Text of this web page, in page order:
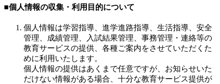
■個人情報の収集・利用目的について
個人情報は学習指導、進学進路指導、生活指導、安全
管理、成績管理、入試結果管理、事務管理・連絡等の
教育サービスの提供、各種ご案内をさせていただくた
めに利用いたします。
個人情報の提供はあくまで任意ですが、お知らせいた
だけない情報がある場合、十分な教育サービス提供が